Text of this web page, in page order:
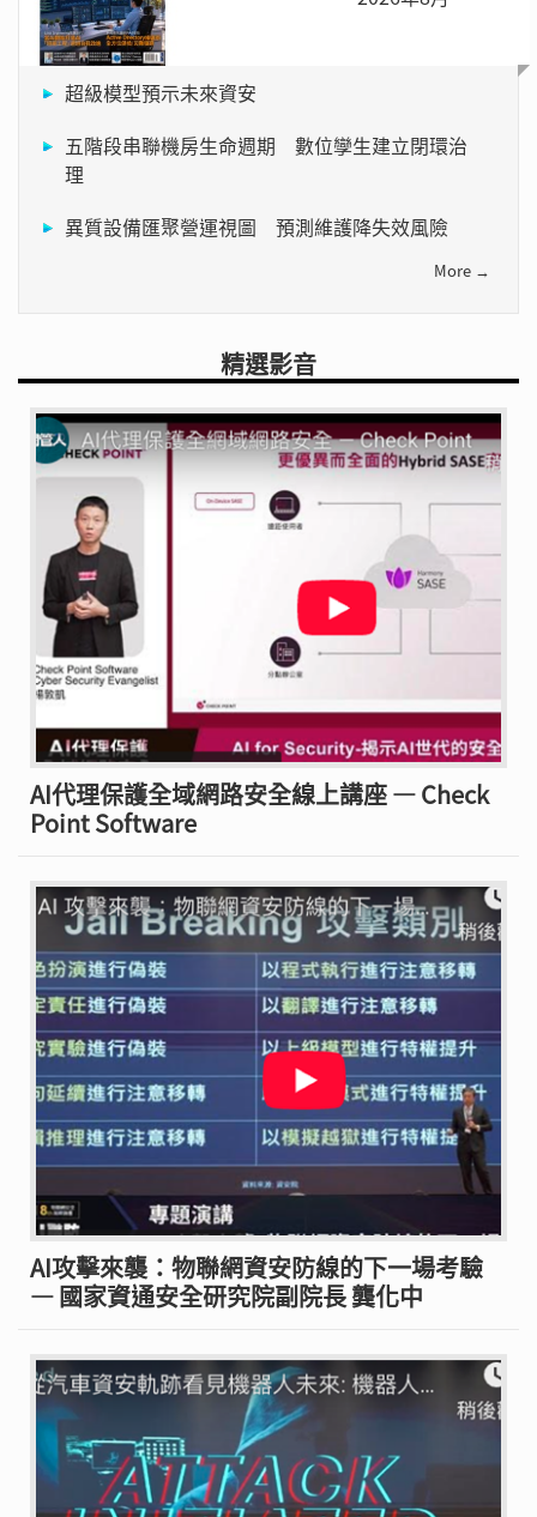
超級模型預示未來資安
五階段串聯機房生命週期 數位孿生建立閉環治
理
異質設備匯聚營運視圖 預測維護降失效風險
More →
精選影音
AI代理保護全域網路安全線上講座 — Check
Point Software
AI攻擊來襲：物聯網資安防線的下一場考驗
— 國家資通安全研究院副院長 龔化中